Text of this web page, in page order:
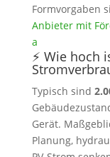
Formvorgaben
Anbieter mit
a
⚡ Wie hoch
Typisch sind
Gerät.
Planung,